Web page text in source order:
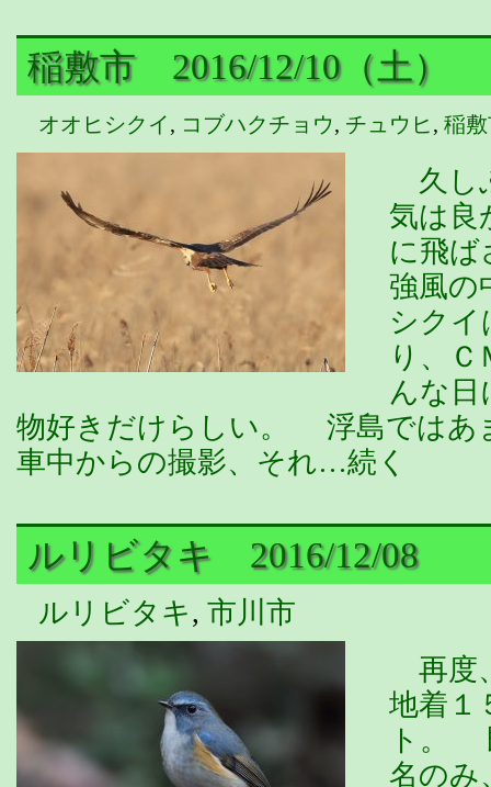
稲敷市 2016/12/10（土）
オオヒシクイ, コブハクチョウ, チュウヒ , 稲
久し
気は良
に飛ば
強風
シク
り、
んな日
物好きだけらしい。 浮島ではあ
車中からの撮影、それ…続く
ルリビタキ 2016/12/08
ルリビタキ, 市川市
再度
地着１
ト。
名のみ